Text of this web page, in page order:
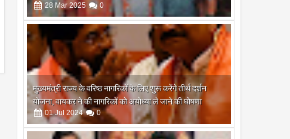
28 Mar 2025 0
मुख्यमंत्री राज्य के वरिष्ठ नागरिकों के लिए शुरू करेंगे तीर्थ दर्शन
योजना, वायकर ने की नागरिकों को अयोध्या ले जाने की घोषणा
01 Jul 2024 0